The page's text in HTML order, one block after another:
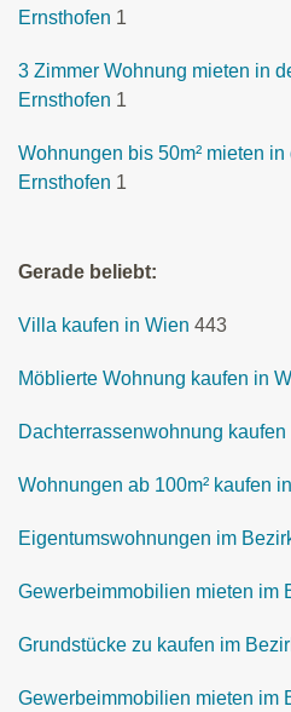
Ernsthofen 1
3 Zimmer Wohnung mieten in
Ernsthofen 1
Wohnungen bis 50m² mieten
Ernsthofen 1
Gerade beliebt:
Villa kaufen in Wien 443
Möblierte Wohnung kaufen in
Dachterrassenwohnung
Wohnungen ab 100m² kaufen
Eigentumswohnungen im
Gewerbeimmobilien mieten im
Grundstücke zu kaufen im
Gewerbeimmobilien mieten im